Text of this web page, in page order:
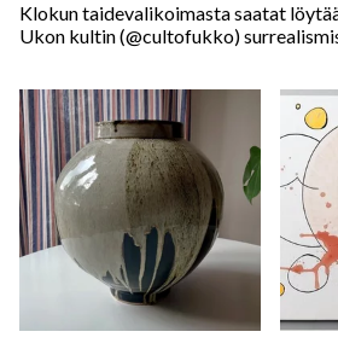
Klokun taidevalikoimasta saatat
Ukon kultin (@cultofukko)